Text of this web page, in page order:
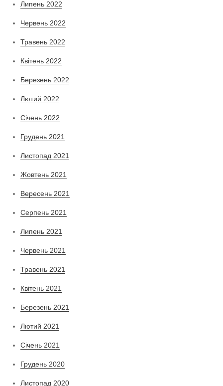
Липень 2022
Червень 2022
Травень 2022
Квітень 2022
Березень 2022
Лютий 2022
Січень 2022
Грудень 2021
Листопад 2021
Жовтень 2021
Вересень 2021
Серпень 2021
Липень 2021
Червень 2021
Травень 2021
Квітень 2021
Березень 2021
Лютий 2021
Січень 2021
Грудень 2020
Листопад 2020